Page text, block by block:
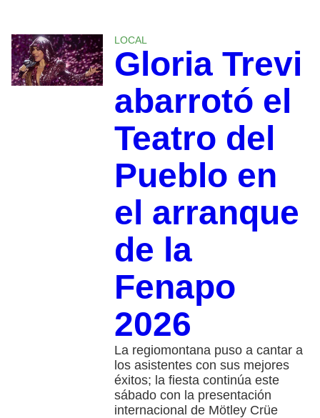
LOCAL
Gloria Trevi
abarrotó el
Teatro del
Pueblo en
el arranque
de la
Fenapo
2026
La regiomontana puso a cantar a
los asistentes con sus mejores
éxitos; la fiesta continúa este
sábado con la presentación
internacional de Mötley Crüe